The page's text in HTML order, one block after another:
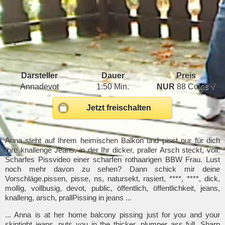
Darsteller Dauer
Preis
Annadevot
1:50 Min. NUR 88 Coins √
Jetzt freischalten
Anna steht auf Ihrem heimischen Balkon und pisst nur für dich
Ihre knallenge Jeans, in der Ihr dicker, praller Arsch steckt, voll.
Scharfes Pissvideo einer scharfen rothaarigen BBW Frau. Lust
noch mehr davon zu sehen? Dann schick mir deine
Vorschläge.pissen, pisse, ns, natursekt, rasiert, ****, ****, dick,
mollig, vollbusig, devot, public, öffentlich, öffentlichkeit, jeans,
knalleng, arsch, prallPissing in jeans ...
... Anna is at her home balcony pissing just for you and your